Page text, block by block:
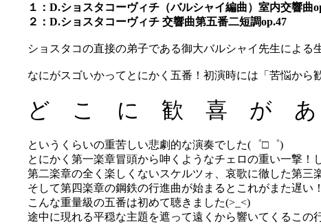
１：D.ショスタコーヴィチ（バルシャイ編曲）室内交響曲
２：D.ショスタコーヴィチ 交響曲第五番二短調op.47
ショスタコの直接の弟子である御大バルシャイ先生によ
なにがスゴいかってとにかく五番！初演時には「苦悩か
ど こ に 歓 喜 が
というくらいの重苦しい悲劇的な演奏でした(゜□゜)
とにかく第一楽章冒頭から呻くようなチェロの重い一撃！
第二楽章の全く楽しくないスケルツォ、哀歌に徹した第三
そして第四楽章の鋼鉄の行進曲が始まるとこれがまた遅い！
こんな重量級の五番は初めて聴きました(>_<)
途中に現れる平穏な主題を遮って遠くから響いてくるこの